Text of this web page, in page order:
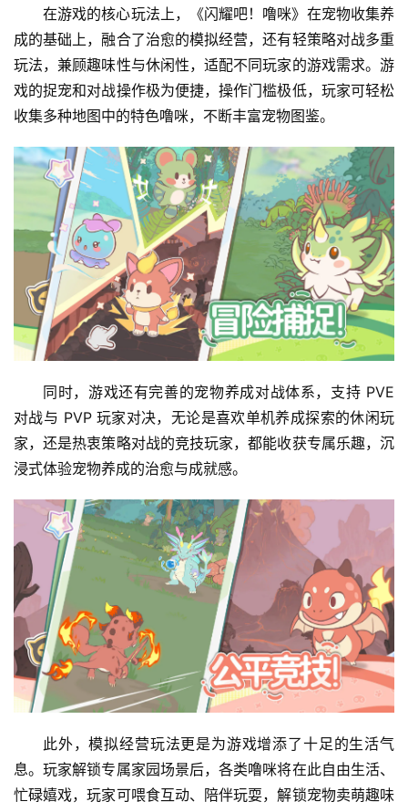
在游戏的核心玩法上，《闪耀吧！噜咪》在宠物收集养
成的基础上，融合了治愈的模拟经营，还有轻策略对战多重
玩法，兼顾趣味性与休闲性，适配不同玩家的游戏需求。游
戏的捉宠和对战操作极为便捷，操作门槛极低，玩家可轻松
收集多种地图中的特色噜咪，不断丰富宠物图鉴。
同时，游戏还有完善的宠物养成对战体系，支持 PVE
对战与 PVP 玩家对决，无论是喜欢单机养成探索的休闲玩
家，还是热衷策略对战的竞技玩家，都能收获专属乐趣，沉
浸式体验宠物养成的治愈与成就感。
此外，模拟经营玩法更是为游戏增添了十足的生活气
息。玩家解锁专属家园场景后，各类噜咪将在此自由生活、
忙碌嬉戏，玩家可喂食互动、陪伴玩耍，解锁宠物卖萌趣味